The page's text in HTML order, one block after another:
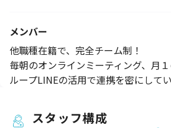
メンバー
他職種在籍で、完全チーム制！
毎朝のオンラインミーティング、月
ループLINEの活用で連携を密にしてい
スタッフ構成